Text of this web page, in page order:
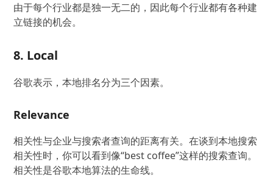
由于每个行业都是独一无二的，因此每个行业都有各种建
立链接的机会。
8. Local
谷歌表示，本地排名分为三个因素。
Relevance
相关性与企业与搜索者查询的距离有关。在谈到本地搜索
相关性时，你可以看到像“best coffee”这样的搜索查询。
相关性是谷歌本地算法的生命线。